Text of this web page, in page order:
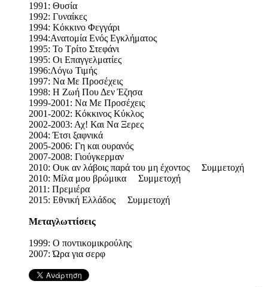
1991: Θυσία
1992: Γυναίκες
1994: Κόκκινο Φεγγάρι
1994:Ανατομία Ενός Εγκλήματος
1995: Το Τρίτο Στεφάνι
1995: Οι Επαγγελματίες
1996:Λόγω Τιμής
1997: Να Με Προσέχεις
1998: Η Ζωή Που Δεν Έζησα
1999-2001: Να Με Προσέχεις
2001-2002: Κόκκινος Κύκλος
2002-2003: Αχ! Και Να Ξερες
2004: Έτσι ξαφνικά
2005-2006: Γη και ουρανός
2007-2008: Γιούγκερμαν
2010: Ουκ αν λάβοις παρά του μη έχοντος Συμμετοχή
2010: Μίλα μου βρώμικα Συμμετοχή
2011: Πρεμιέρα
2015: Εθνική Ελλάδος Συμμετοχή
Μεταγλωττίσεις
1999: Ο ποντικομικρούλης
2007: Ώρα για σερφ